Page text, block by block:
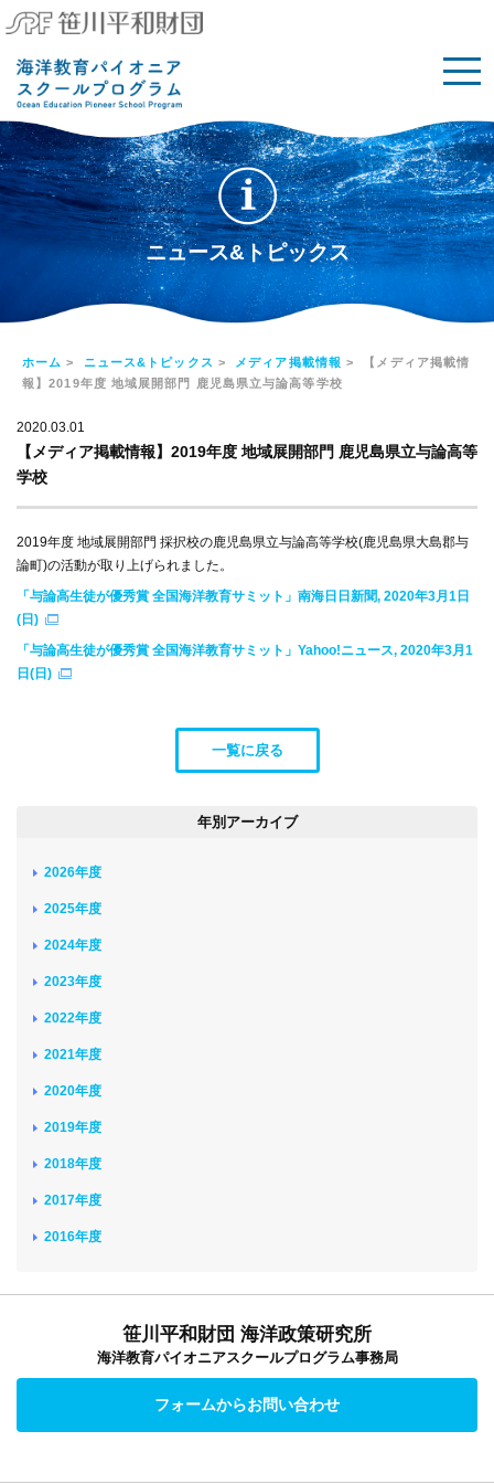
ニュース&トピックス
ホーム > ニュース&トピックス > メディア掲載情報 > 【メディア掲載情
報】2019年度 地域展開部門 鹿児島県立与論高等学校
2020.03.01
【メディア掲載情報】2019年度 地域展開部門 鹿児島県立与論高等
学校
2019年度 地域展開部門 採択校の鹿児島県立与論高等学校(鹿児島県大島郡与
論町)の活動が取り上げられました。
「与論高生徒が優秀賞 全国海洋教育サミット」南海日日新聞, 2020年3月1日
(日)
「与論高生徒が優秀賞 全国海洋教育サミット」Yahoo!ニュース, 2020年3月1
日(日)
一覧に戻る
年別アーカイブ
2026年度
2025年度
2024年度
2023年度
2022年度
2021年度
2020年度
2019年度
2018年度
2017年度
2016年度
笹川平和財団 海洋政策研究所
海洋教育パイオニアスクールプログラム事務局
フォームからお問い合わせ